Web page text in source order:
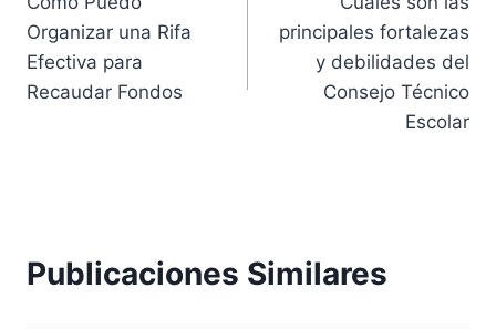
de
entradas
Organizar una Rifa
Efectiva para
Recaudar Fondos
principales fortalezas
y debilidades del
Consejo Técnico
Escolar
Publicaciones Similares